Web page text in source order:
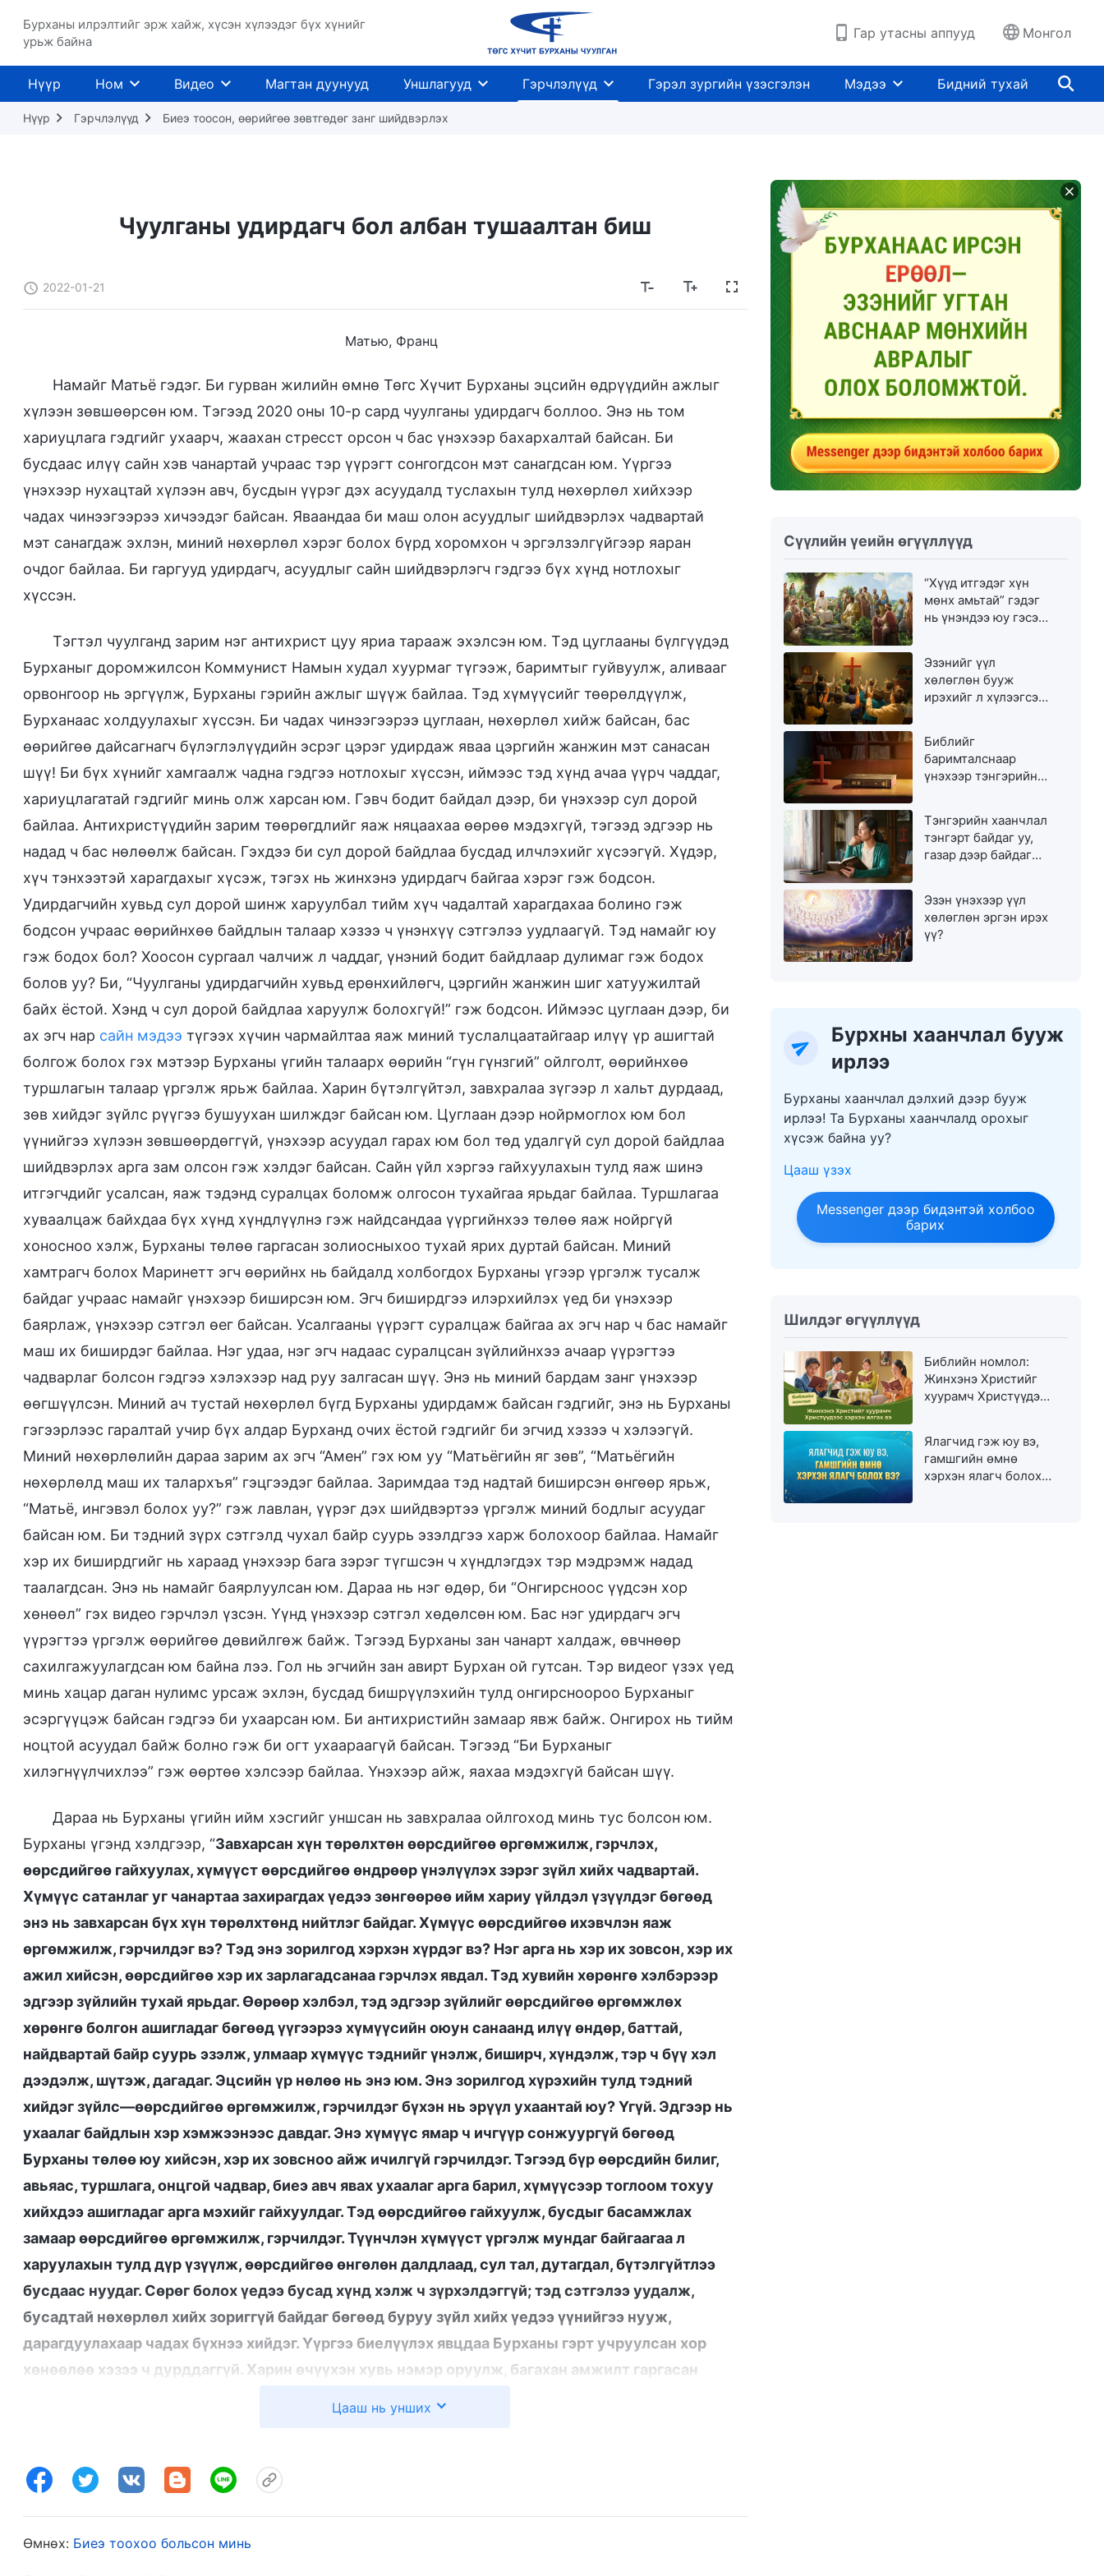
Бурханы илрэлтийг эрж хайж, хүсэн хүлээдэг бүх хүнийг
урьж байна
Гар утасны аппууд Монгол
Нүүр Ном Видео Магтан дуунууд Уншлагууд Гэрчлэлүүд Гэрэл зургийн үзэсгэлэн Мэдээ Бидний тухай
Нүүр Гэрчлэлүүд Биеэ тоосон, өөрийгөө зөвтгөдөг занг шийдвэрлэх
Чуулганы удирдагч бол албан тушаалтан биш
2022-01-21
Матью, Франц
Намайг Матьё гэдэг. Би гурван жилийн өмнө Төгс Хүчит Бурханы эцсийн өдрүүдийн ажлыг
хүлээн зөвшөөрсөн юм. Тэгээд 2020 оны 10-р сард чуулганы удирдагч боллоо. Энэ нь том
хариуцлага гэдгийг ухаарч, жаахан стресст орсон ч бас үнэхээр бахархалтай байсан. Би
бусдаас илүү сайн хэв чанартай учраас тэр үүрэгт сонгогдсон мэт санагдсан юм. Үүргээ
үнэхээр нухацтай хүлээн авч, бусдын үүрэг дэх асуудалд туслахын тулд нөхөрлөл хийхээр
чадах чинээгээрээ хичээдэг байсан. Яваандаа би маш олон асуудлыг шийдвэрлэх чадвартай
мэт санагдаж эхлэн, миний нөхөрлөл хэрэг болох бүрд хоромхон ч эргэлзэлгүйгээр яаран
очдог байлаа. Би гаргууд удирдагч, асуудлыг сайн шийдвэрлэгч гэдгээ бүх хүнд нотлохыг
хүссэн.
Тэгтэл чуулганд зарим нэг антихрист цуу яриа тарааж эхэлсэн юм. Тэд цуглааны бүлгүүдэд
Бурханыг доромжилсон Коммунист Намын худал хуурмаг түгээж, баримтыг гуйвуулж, аливааг
орвонгоор нь эргүүлж, Бурханы гэрийн ажлыг шүүж байлаа. Тэд хүмүүсийг төөрөлдүүлж,
Бурханаас холдуулахыг хүссэн. Би чадах чинээгээрээ цуглаан, нөхөрлөл хийж байсан, бас
өөрийгөө дайсагнагч бүлэглэлүүдийн эсрэг цэрэг удирдаж яваа цэргийн жанжин мэт санасан
шүү! Би бүх хүнийг хамгаалж чадна гэдгээ нотлохыг хүссэн, иймээс тэд хүнд ачаа үүрч чаддаг,
хариуцлагатай гэдгийг минь олж харсан юм. Гэвч бодит байдал дээр, би үнэхээр сул дорой
байлаа. Антихристүүдийн зарим төөрөгдлийг яаж няцаахаа өөрөө мэдэхгүй, тэгээд эдгээр нь
надад ч бас нөлөөлж байсан. Гэхдээ би сул дорой байдлаа бусдад илчлэхийг хүсээгүй. Хүдэр,
хүч тэнхээтэй харагдахыг хүсэж, тэгэх нь жинхэнэ удирдагч байгаа хэрэг гэж бодсон.
Удирдагчийн хувьд сул дорой шинж харуулбал тийм хүч чадалтай харагдахаа болино гэж
бодсон учраас өөрийнхөө байдлын талаар хэзээ ч үнэнхүү сэтгэлээ уудлаагүй. Тэд намайг юу
гэж бодох бол? Хоосон сургаал чалчиж л чаддаг, үнэний бодит байдлаар дулимаг гэж бодох
болов уу? Би, “Чуулганы удирдагчийн хувьд ерөнхийлөгч, цэргийн жанжин шиг хатуужилтай
байх ёстой. Хэнд ч сул дорой байдлаа харуулж болохгүй!” гэж бодсон. Иймээс цуглаан дээр, би
ах эгч нар сайн мэдээ түгээх хүчин чармайлтаа яаж миний туслалцаатайгаар илүү үр ашигтай
болгож болох гэх мэтээр Бурханы үгийн талаарх өөрийн “гүн гүнзгий” ойлголт, өөрийнхөө
туршлагын талаар үргэлж ярьж байлаа. Харин бүтэлгүйтэл, завхралаа зүгээр л хальт дурдаад,
зөв хийдэг зүйлс рүүгээ бушуухан шилждэг байсан юм. Цуглаан дээр нойрмоглох юм бол
үүнийгээ хүлээн зөвшөөрдөггүй, үнэхээр асуудал гарах юм бол төд удалгүй сул дорой байдлаа
шийдвэрлэх арга зам олсон гэж хэлдэг байсан. Сайн үйл хэргээ гайхуулахын тулд яаж шинэ
итгэгчдийг усалсан, яаж тэдэнд суралцах боломж олгосон тухайгаа ярьдаг байлаа. Туршлагаа
хуваалцаж байхдаа бүх хүнд хүндлүүлнэ гэж найдсандаа үүргийнхээ төлөө яаж нойргүй
хоносноо хэлж, Бурханы төлөө гаргасан золиосныхоо тухай ярих дуртай байсан. Миний
хамтрагч болох Маринетт эгч өөрийнх нь байдалд холбогдох Бурханы үгээр үргэлж тусалж
байдаг учраас намайг үнэхээр биширсэн юм. Эгч биширдгээ илэрхийлэх үед би үнэхээр
баярлаж, үнэхээр сэтгэл өег байсан. Усалгааны үүрэгт суралцаж байгаа ах эгч нар ч бас намайг
маш их биширдэг байлаа. Нэг удаа, нэг эгч надаас суралцсан зүйлийнхээ ачаар үүрэгтээ
чадварлаг болсон гэдгээ хэлэхээр над руу залгасан шүү. Энэ нь миний бардам занг үнэхээр
өөгшүүлсэн. Миний ач тустай нөхөрлөл бүгд Бурханы удирдамж байсан гэдгийг, энэ нь Бурханы
гэгээрлээс гаралтай учир бүх алдар Бурханд очих ёстой гэдгийг би эгчид хэзээ ч хэлээгүй.
Миний нөхөрлөлийн дараа зарим ах эгч “Амен” гэх юм уу “Матьёгийн яг зөв”, “Матьёгийн
нөхөрлөлд маш их талархъя” гэцгээдэг байлаа. Заримдаа тэд надтай биширсэн өнгөөр ярьж,
“Матьё, ингэвэл болох уу?” гэж лавлан, үүрэг дэх шийдвэртээ үргэлж миний бодлыг асуудаг
байсан юм. Би тэдний зүрх сэтгэлд чухал байр суурь эзэлдгээ харж болохоор байлаа. Намайг
хэр их биширдгийг нь хараад үнэхээр бага зэрэг түгшсэн ч хүндлэгдэх тэр мэдрэмж надад
таалагдсан. Энэ нь намайг баярлуулсан юм. Дараа нь нэг өдөр, би “Онгирсноос үүдсэн хор
хөнөөл” гэх видео гэрчлэл үзсэн. Үүнд үнэхээр сэтгэл хөдөлсөн юм. Бас нэг удирдагч эгч
үүрэгтээ үргэлж өөрийгөө дөвийлгөж байж. Тэгээд Бурханы зан чанарт халдаж, өвчнөөр
сахилгажуулагдсан юм байна лээ. Гол нь эгчийн зан авирт Бурхан ой гутсан. Тэр видеог үзэх үед
минь хацар даган нулимс урсаж эхлэн, бусдад бишрүүлэхийн тулд онгирсноороо Бурханыг
эсэргүүцэж байсан гэдгээ би ухаарсан юм. Би антихристийн замаар явж байж. Онгирох нь тийм
ноцтой асуудал байж болно гэж би огт ухаараагүй байсан. Тэгээд “Би Бурханыг
хилэгнүүлчихлээ” гэж өөртөө хэлсээр байлаа. Үнэхээр айж, яахаа мэдэхгүй байсан шүү.
Дараа нь Бурханы үгийн ийм хэсгийг уншсан нь завхралаа ойлгоход минь тус болсон юм.
Бурханы үгэнд хэлдгээр, “Завхарсан хүн төрөлхтөн өөрсдийгөө өргөмжилж, гэрчлэх,
өөрсдийгөө гайхуулах, хүмүүст өөрсдийгөө өндрөөр үнэлүүлэх зэрэг зүйл хийх чадвартай.
Хүмүүс сатанлаг уг чанартаа захирагдах үедээ зөнгөөрөө ийм хариу үйлдэл үзүүлдэг бөгөөд
энэ нь завхарсан бүх хүн төрөлхтөнд нийтлэг байдаг. Хүмүүс өөрсдийгөө ихэвчлэн яаж
өргөмжилж, гэрчилдэг вэ? Тэд энэ зорилгод хэрхэн хүрдэг вэ? Нэг арга нь хэр их зовсон, хэр их
ажил хийсэн, өөрсдийгөө хэр их зарлагадсанаа гэрчлэх явдал. Тэд хувийн хөрөнгө хэлбэрээр
эдгээр зүйлийн тухай ярьдаг. Өөрөөр хэлбэл, тэд эдгээр зүйлийг өөрсдийгөө өргөмжлөх
хөрөнгө болгон ашигладаг бөгөөд үүгээрээ хүмүүсийн оюун санаанд илүү өндөр, баттай,
найдвартай байр суурь эзэлж, улмаар хүмүүс тэднийг үнэлж, биширч, хүндэлж, тэр ч бүү хэл
дээдэлж, шүтэж, дагадаг. Эцсийн үр нөлөө нь энэ юм. Энэ зорилгод хүрэхийн тулд тэдний
хийдэг зүйлс—өөрсдийгөө өргөмжилж, гэрчилдэг бүхэн нь эрүүл ухаантай юу? Үгүй. Эдгээр нь
ухаалаг байдлын хэр хэмжээнээс давдаг. Энэ хүмүүс ямар ч ичгүүр сонжуургүй бөгөөд
Бурханы төлөө юу хийсэн, хэр их зовсноо айж ичилгүй гэрчилдэг. Тэгээд бүр өөрсдийн билиг,
авьяас, туршлага, онцгой чадвар, биеэ авч явах ухаалаг арга барил, хүмүүсээр тоглоом тохуу
хийхдээ ашигладаг арга мэхийг гайхуулдаг. Тэд өөрсдийгөө гайхуулж, бусдыг басамжлах
замаар өөрсдийгөө өргөмжилж, гэрчилдэг. Түүнчлэн хүмүүст үргэлж мундаг байгаагаа л
харуулахын тулд дүр үзүүлж, өөрсдийгөө өнгөлөн далдлаад, сул тал, дутагдал, бүтэлгүйтлээ
бусдаас нуудаг. Сөрөг болох үедээ бусад хүнд хэлж ч зүрхэлдэггүй; тэд сэтгэлээ уудалж,
бусадтай нөхөрлөл хийх зориггүй байдаг бөгөөд буруу зүйл хийх үедээ үүнийгээ нууж,
дарагдуулахаар чадах бүхнээ хийдэг. Үүргээ биелүүлэх явцдаа Бурханы гэрт учруулсан хор
хөнөөлөө хэзээ ч дурддаггүй. Харин өчүүхэн хувь нэмэр оруулж, багахан амжилт гаргасан
хэвийн хүн чанарын ухаалаг хүрээн дотор байдаг уу? Үгүй. Тэгвэл хүмүүс ингэхдээ ихэвчлэн
Тэдний түүх ямар ч өөгүй байдаг; үг нь харваас сэдэл, явуулга агуулдаг бөгөөд тэд онгирч
Цааш нь унших
Өмнөх: Биеэ тоохоо больсон минь
Сүүлийн үеийн өгүүллүүд
“Хүүд итгэдэг хүн
мөнх амьтай” гэдэг
нь үнэндээ юу гэсэн
Эзэнийг үүл
хөлөглөн бууж
ирэхийг л хүлээгсэд
Библийг
баримталснаар
үнэхээр тэнгэрийн
Тэнгэрийн хаанчлал
тэнгэрт байдаг уу,
газар дээр байдаг
Эзэн үнэхээр үүл
хөлөглөн эргэн ирэх
үү?
Бурхны хаанчлал бууж
ирлээ
Бурханы хаанчлал дэлхий дээр бууж
ирлээ! Та Бурханы хаанчлалд орохыг
хүсэж байна уу?
Цааш үзэх
Messenger дээр бидэнтэй холбоо
барих
Шилдэг өгүүллүүд
Библийн номлол:
Жинхэнэ Христийг
хуурамч Христүүдээс
Ялагчид гэж юу вэ,
гамшгийн өмнө
хэрхэн ялагч болох